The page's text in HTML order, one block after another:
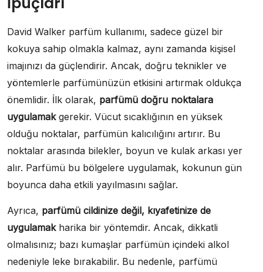
David Walker parfüm kullanımı, sadece güzel bir
kokuya sahip olmakla kalmaz, aynı zamanda kişisel
imajınızı da güçlendirir. Ancak, doğru teknikler ve
yöntemlerle parfümünüzün etkisini artırmak oldukça
önemlidir. İlk olarak, parfümü doğru noktalara
uygulamakgerekir. Vücut sıcaklığının en yüksek
olduğu noktalar, parfümün kalıcılığını artırır. Bu
noktalar arasında bilekler, boyun ve kulak arkası yer
alır. Parfümü bu bölgelere uygulamak, kokunun gün
boyunca daha etkili yayılmasını sağlar.
Ayrıca, parfümü cildinize değil, kıyafetinize de
uygulamakharika bir yöntemdir. Ancak, dikkatli
olmalısınız; bazı kumaşlar parfümün içindeki alkol
nedeniyle leke bırakabilir. Bu nedenle, parfümü